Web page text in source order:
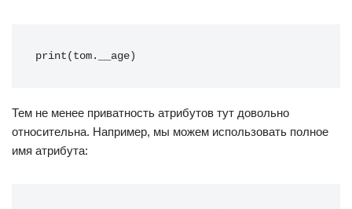
print(tom.__age)
Тем не менее приватность атрибутов тут довольно
относительна. Например, мы можем использовать полное
имя атрибута: